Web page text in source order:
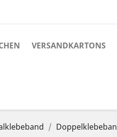
VERSANDKARTONS